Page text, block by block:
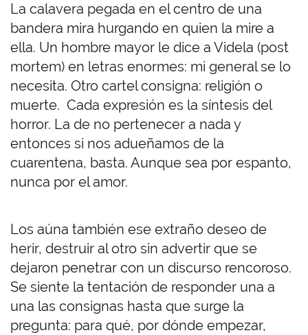
La calavera pegada en el centro de una
bandera mira hurgando en quien la mire a
ella. Un hombre mayor le dice a Videla (post
mortem) en letras enormes: mi general se lo
necesita. Otro cartel consigna: religión o
muerte. Cada expresión es la síntesis del
horror. La de no pertenecer a nada y
entonces si nos adueñamos de la
cuarentena, basta. Aunque sea por espanto,
nunca por el amor.
Los aúna también ese extraño deseo de
herir, destruir al otro sin advertir que se
dejaron penetrar con un discurso rencoroso.
Se siente la tentación de responder una a
una las consignas hasta que surge la
pregunta: para qué, por dónde empezar,